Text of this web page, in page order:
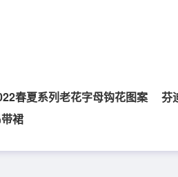
春夏系列老花字母钩花图案
裙
芬